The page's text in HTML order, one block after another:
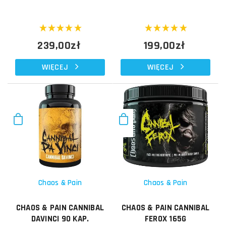
239,00zł
WIĘCEJ
199,00zł
WIĘCEJ
Chaos & Pain
CHAOS & PAIN CANNIBAL
DAVINCI 90 KAP.
Chaos & Pain
CHAOS & PAIN CANNIBAL
FEROX 165G